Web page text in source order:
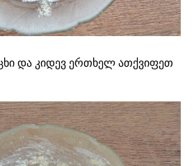
და კიდევ ერთხელ ათქვიფეთ